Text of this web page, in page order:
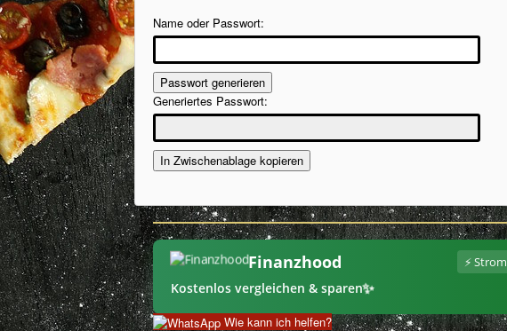
Name oder Passwort:
Passwort generieren
Generiertes Passwort:
In Zwischenablage kopieren
Finanzhood ⚡ Strom
Kostenlos vergleichen & sparen✨
Wie kann ich helfen?